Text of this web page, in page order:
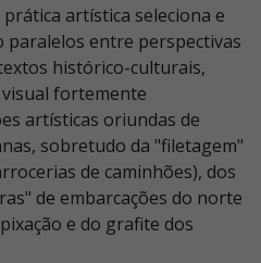
artística seleciona e
entre perspectivas
histórico-culturais,
fortemente
artísticas oriundas de
sobretudo da "filetagem"
de caminhões), dos
de embarcações do norte
e do grafite dos